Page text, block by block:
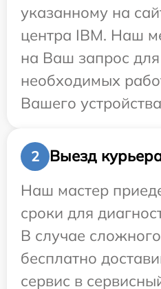
указанному на
центра IBM. Наш
на Ваш запрос
необходимых
Вашего
2
Выезд
Наш мастер
сроки для
В случае
бесплатно
сервис в